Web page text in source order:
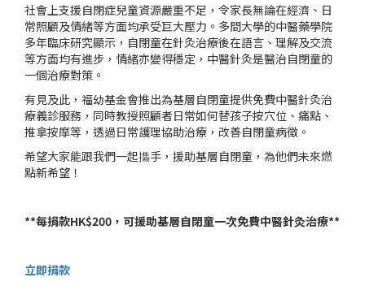
社會上支援自閉症兒童資源嚴重不足，令家長無論在經濟、日
常照顧及情緒等方面均承受巨大壓力。多間大學的中醫藥學院
多年臨床研究顯示，自閉童在針灸治療後在語言、理解及交流
等方面均有進步，情緒亦變得穩定，中醫針灸是醫治自閉童的
一個治療對策。
有見及此，福幼基金會推出為基層自閉童提供免費中醫針灸治
療義診服務，同時教授照顧者日常如何替孩子按穴位、痛點、
推拿按摩等，透過日常護理協助治療，改善自閉童病徵。
希望大家能跟我們一起㩦手，援助基層自閉童，為他們未來燃
點新希望！
**每捐款HK$200，可援助基層自閉童一次免費中醫針灸治療**
立即捐款